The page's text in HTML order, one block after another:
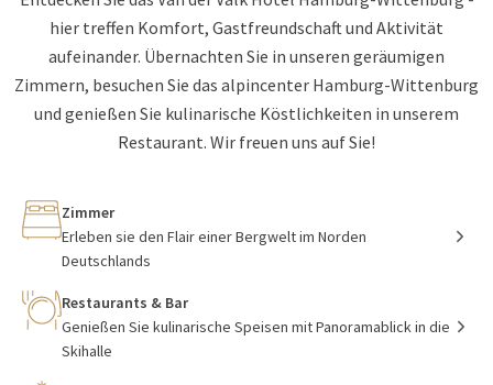
hier treffen Komfort, Gastfreundschaft und Aktivität
aufeinander. Übernachten Sie in unseren geräumigen
Zimmern, besuchen Sie das alpincenter Hamburg-Wittenburg
und genießen Sie kulinarische Köstlichkeiten in unserem
Restaurant. Wir freuen uns auf Sie!
Zimmer
Erleben sie den Flair einer Bergwelt im Norden
Deutschlands
Restaurants & Bar
Genießen Sie kulinarische Speisen mit Panoramablick in die
Skihalle